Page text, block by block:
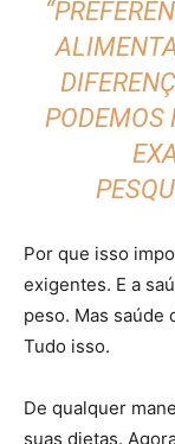
PODEMOS
Por que isso
exigentes. E a
peso. Mas saúde
Tudo isso.
De qualquer
suas dietas.